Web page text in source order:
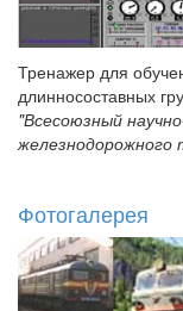
Тренажер для
длинносоставных
"Всесоюзный
железнодорожного
Фотогалерея